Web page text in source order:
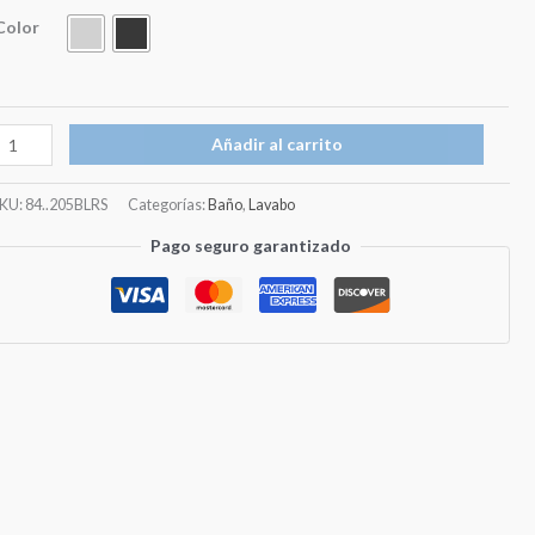
hasta
€104,50
Añadir al carrito
84..205BLRS Categorías: Baño, Lavabo
Pago seguro garantizado